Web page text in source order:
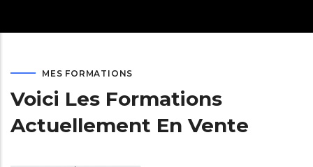
MES FORMATIONS
Voici Les Formations
Actuellement En Vente